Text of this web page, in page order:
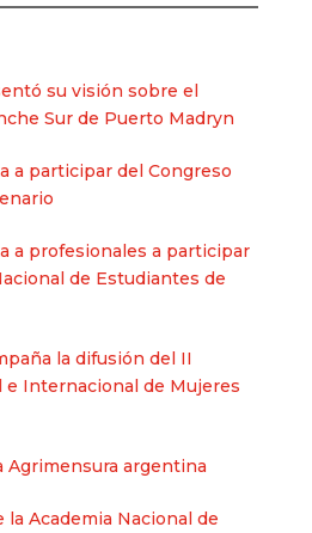
su visión sobre el
Sur de Puerto Madryn
a participar del Congreso
a profesionales a participar
de Estudiantes de
la difusión del II
e Internacional de Mujeres
Agrimensura argentina
Academia Nacional de